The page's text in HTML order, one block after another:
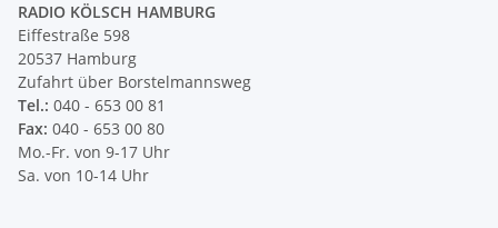
RADIO KÖLSCH HAMBURG
Eiffestraße 598
20537 Hamburg
Zufahrt über Borstelmannsweg
Tel.: 040 - 653 00 81
Fax: 040 - 653 00 80
Mo.-Fr. von 9-17 Uhr
Sa. von 10-14 Uhr